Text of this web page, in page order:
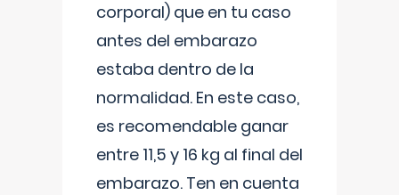
corporal) que en tu caso
antes del embarazo
estaba dentro de la
normalidad. En este caso,
es recomendable ganar
entre 11,5 y 16 kg al final del
embarazo. Ten en cuenta